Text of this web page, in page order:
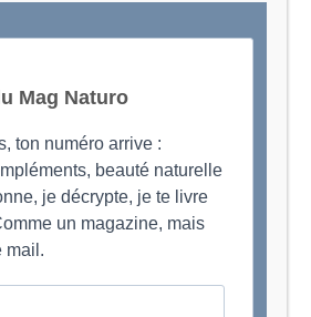
Mag Naturo
ton numéro arrive :
beauté naturelle
je décrypte, je te livre
un magazine, mais
mail.